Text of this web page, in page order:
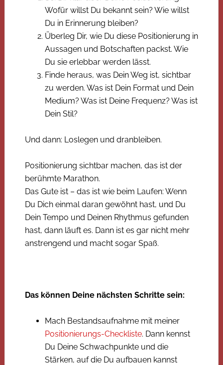
Wofür willst Du bekannt sein? Wie willst
Du in Erinnerung bleiben?
Überleg Dir, wie Du diese Positionierung in
Aussagen und Botschaften packst. Wie
Du sie erlebbar werden lässt.
Finde heraus, was Dein Weg ist, sichtbar
zu werden. Was ist Dein Format und Dein
Medium? Was ist Deine Frequenz? Was ist
Dein Stil?
Und dann: Loslegen und dranbleiben.
Positionierung sichtbar machen, das ist der
berühmte Marathon.
Das Gute ist – das ist wie beim Laufen: Wenn
Du Dich einmal daran gewöhnt hast, und Du
Dein Tempo und Deinen Rhythmus gefunden
hast, dann läuft es. Dann ist es gar nicht mehr
anstrengend und macht sogar Spaß.
Das können Deine nächsten Schritte sein:
Mach Bestandsaufnahme mit meiner
Positionierungs-Checkliste. Dann kennst
Du Deine Schwachpunkte und die
Stärken, auf die Du aufbauen kannst